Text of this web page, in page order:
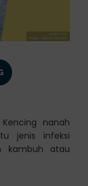
nanah
jenis infeksi
kambuh atau